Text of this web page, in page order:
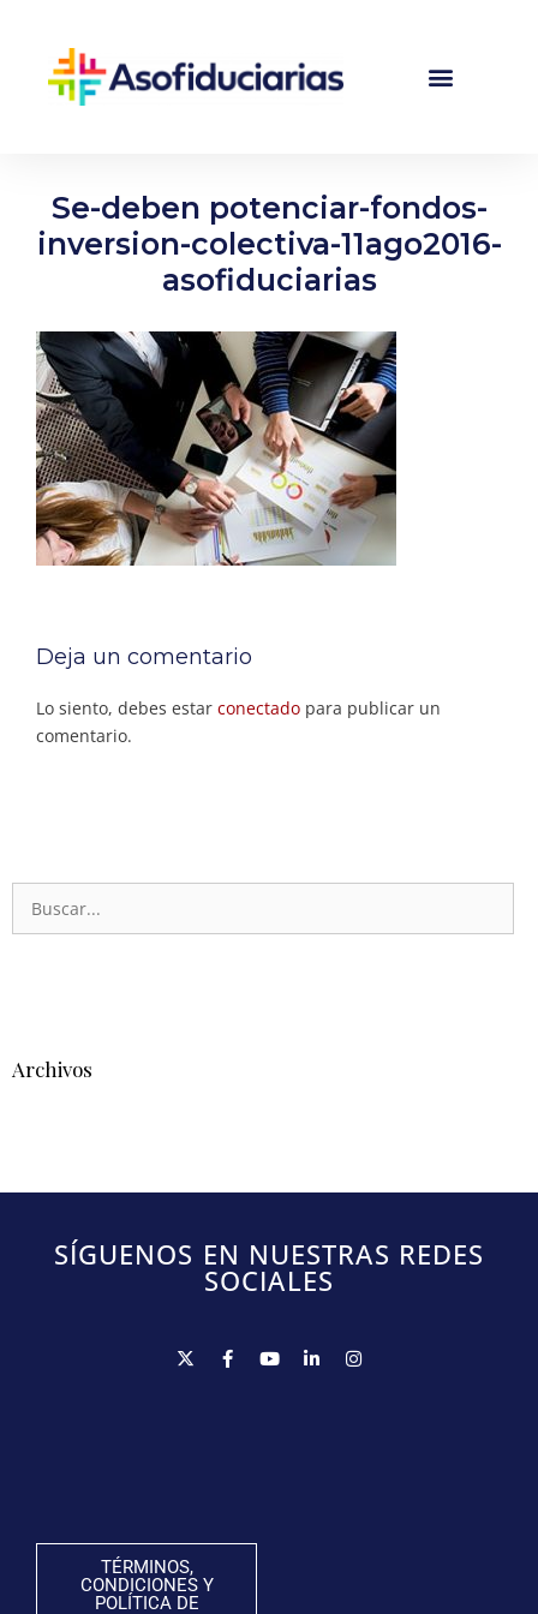
Se-deben potenciar-fondos-
inversion-colectiva-11ago2016-
asofiduciarias
Deja un comentario
Lo siento, debes estar conectado para publicar un
comentario.
Archivos
SÍGUENOS EN NUESTRAS REDES
SOCIALES
TÉRMINOS,
CONDICIONES Y
POLÍTICA DE